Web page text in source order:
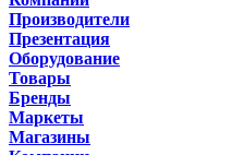
Производители
Презентация
Оборудование
Товары
Бренды
Маркеты
Магазины